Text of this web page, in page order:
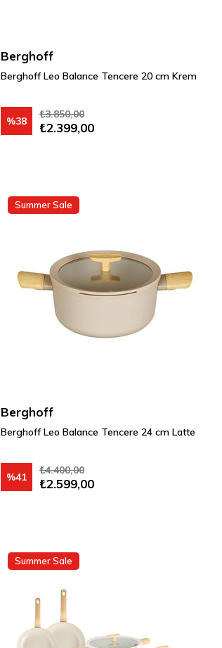
Berghoff
Berghoff Leo Balance Tencere 20 cm Krem
₺2.399,00
₺3.850,00
%38
Berghoff
Berghoff Leo Balance Tencere 24 cm Latte
₺2.599,00
₺4.400,00
%41
Summer Sale
Summer Sale